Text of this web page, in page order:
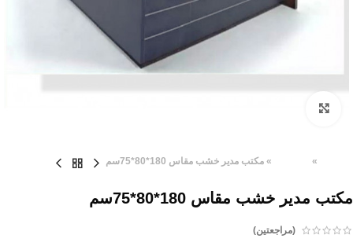
»
» مكتب مدير خشب مقاس 180*80*75سم
مكتب مدير خشب مقاس 180*80*75سم
(مراجعتين)